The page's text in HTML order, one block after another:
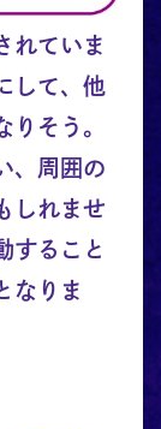
れていま
して、他
りそう。
、周囲の
しれませ
すること
なりま